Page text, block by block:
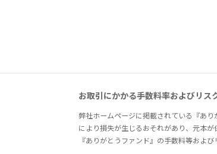
お取引にかかる手数料率およびリス
弊社ホームページに掲載されている『あ
により損失が生じるおそれがあり、元本が
『ありがとうファンド』の手数料等および